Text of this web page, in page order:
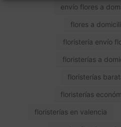
envío flores a
flores a
floristería envío
floristerías a
floristerías
floristerías
floristerías en valencia